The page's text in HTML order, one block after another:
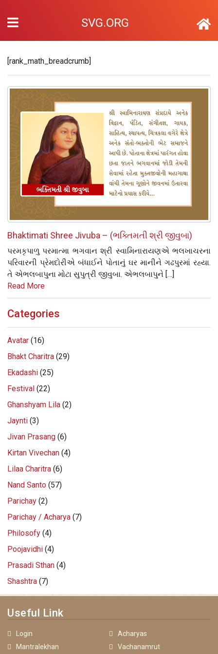
SVG.ORG
[rank_math_breadcrumb]
Bhaktimati Shree Jivuba – (ભક્તિમતી શ્રી જીવુબા)
પરમકૃપાળુ પરમાત્મા ભગવાન શ્રી સ્વામિનારાયણએ ભલખાચરના
પરિવારની પ્રેમદોરીએ બંધાઈને પોતાનું ઘર માનીને ગઢપુરમાં રહ્યા.
તે એભલબાપુના મોટા સુપુત્રી જીવુબા. એભલબાપુને […]
Read More
Categories
Avatar (16)
Bhakt Charitra (29)
Ekadashi (25)
Festival (22)
Ghanshyam Lila (2)
Jaynti (3)
Jivan Prasang (6)
Kirtan Vivechan (4)
Lilaa Charitra (6)
Nand Santo (57)
Parichay (2)
Parichay / Acharya (7)
Philosofy (4)
Poojavidhi (4)
Prasadi Sthan (4)
Shashtra (7)
Useful Link
Login
Acharyas
Mantralekhan
Vachanamrut